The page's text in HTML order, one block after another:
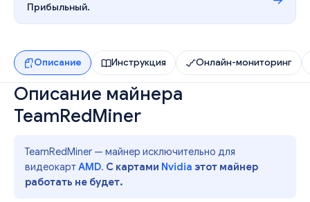
Прибыльный.
Описание Инструкция Онлайн-мониторинг
Описание майнера
TeamRedMiner
TeamRedMiner — майнер исключительно для
видеокартAMD. С картами Nvidia этот майнер
работать не будет.